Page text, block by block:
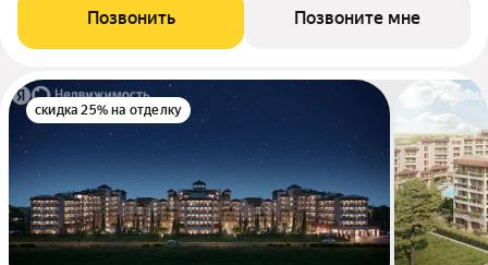
Позвонить Позвоните мне
скидка 25% на отделку